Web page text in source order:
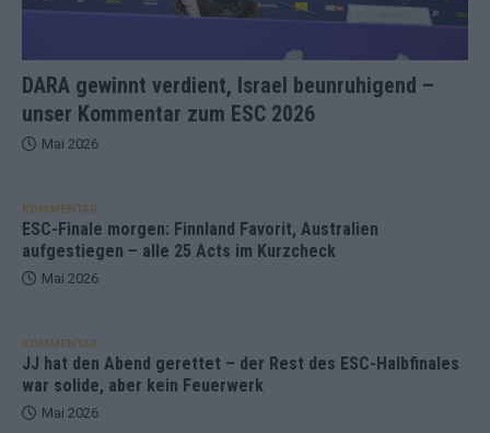
DARA gewinnt verdient, Israel beunruhigend –
unser Kommentar zum ESC 2026
Mai 2026
KOMMENTAR
ESC-Finale morgen: Finnland Favorit, Australien
aufgestiegen – alle 25 Acts im Kurzcheck
Mai 2026
KOMMENTAR
JJ hat den Abend gerettet – der Rest des ESC-Halbfinales
war solide, aber kein Feuerwerk
Mai 2026